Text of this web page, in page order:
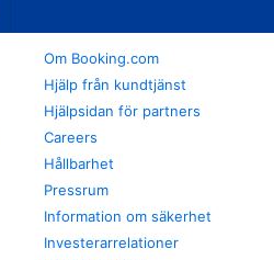
Om Booking.com
Hjälp från kundtjänst
Hjälpsidan för partners
Careers
Hållbarhet
Pressrum
Information om säkerhet
Investerarrelationer